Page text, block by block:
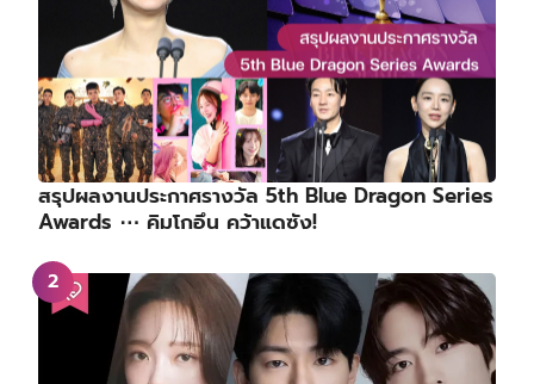
สรุปผลงานประกาศรางวัล 5th Blue Dragon Series
Awards ⋯ คิมโกอึน คว้าแดซัง!